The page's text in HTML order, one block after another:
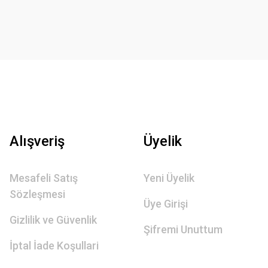
Alışveriş
Mesafeli Satış
Sözleşmesi
Gizlilik ve Güvenlik
İptal İade Koşullari
Üyelik
Yeni Üyelik
Üye Girişi
Şifremi Unuttum